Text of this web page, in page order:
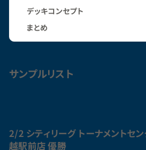
デッキコンセプト
まとめ
サンプルリスト
2/2 シティリーグ トーナメントセ
越駅前店 優勝